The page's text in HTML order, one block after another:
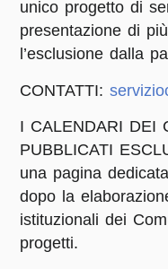
unico progetto di
presentazione di
l’esclusione dalla
CONTATTI:
I CALENDARI DEI
PUBBLICATI
una pagina
dopo la
istituzionali dei
progetti.